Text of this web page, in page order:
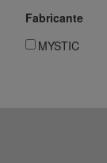
Fabricante
MYSTIC